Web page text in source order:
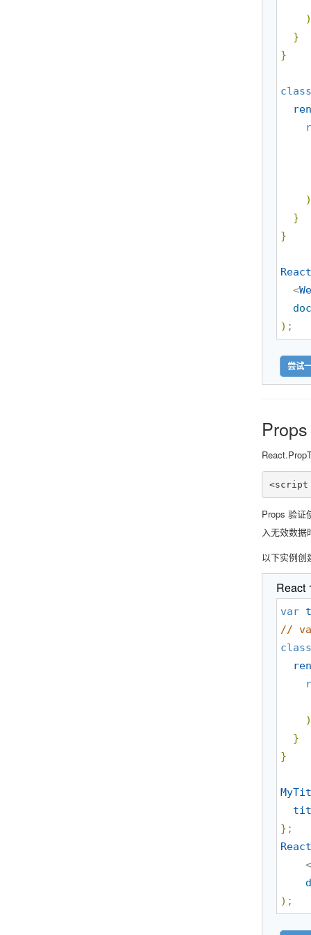
)
}
}
class
)
}
}
  <
) ;
尝试
<script
Props 验证
入无效数据
以下实例创
React
var
//
class
)
}
}
}
    <
) ;